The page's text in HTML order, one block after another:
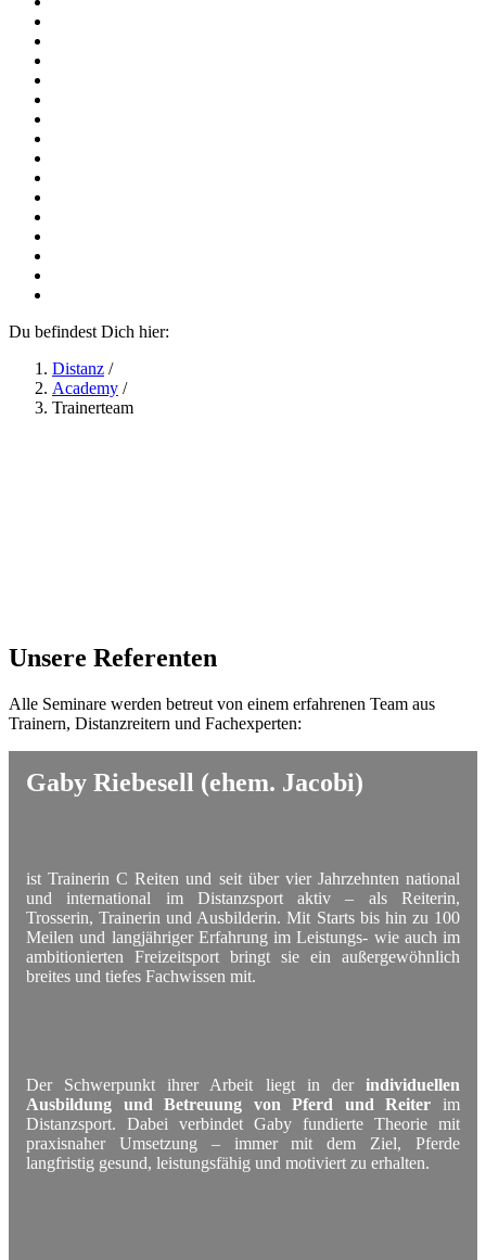
Du befindest Dich hier:
Distanz /
Academy /
Trainerteam
Unsere Referenten
Alle Seminare werden betreut von einem erfahrenen Team aus
Trainern, Distanzreitern und Fachexperten:
Gaby Riebesell (ehem. Jacobi)
ist Trainerin C Reiten und seit über vier Jahrzehnten national
und international im Distanzsport aktiv – als Reiterin,
Trosserin, Trainerin und Ausbilderin. Mit Starts bis hin zu 100
Meilen und langjähriger Erfahrung im Leistungs- wie auch im
ambitionierten Freizeitsport bringt sie ein außergewöhnlich
breites und tiefes Fachwissen mit.
Der Schwerpunkt ihrer Arbeit liegt in der individuellen
Ausbildung und Betreuung von Pferd und Reiter im
Distanzsport. Dabei verbindet Gaby fundierte Theorie mit
praxisnaher Umsetzung – immer mit dem Ziel, Pferde
langfristig gesund, leistungsfähig und motiviert zu erhalten.